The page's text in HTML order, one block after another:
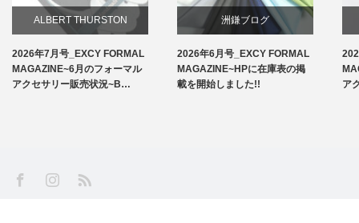
ALBERT THURSTON
お知らせ
2026年7月号_EXCY FORMAL
MAGAZINE~6月のフォーマル
アクセサリー販売状況~B…
洲鎌ブログ
2026年6月号_EXCY FORMAL
MAGAZINE~HPに在庫表の掲
載を開始しました!!
ア
FacebookInstagram